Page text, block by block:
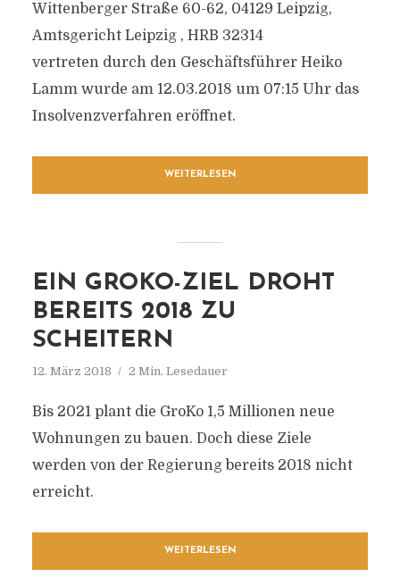
Wittenberger Straße 60-62, 04129 Leipzig,
Amtsgericht Leipzig , HRB 32314
vertreten durch den Geschäftsführer Heiko
Lamm wurde am 12.03.2018 um 07:15 Uhr das
Insolvenzverfahren eröffnet.
WEITERLESEN
EIN GROKO-ZIEL DROHT
BEREITS 2018 ZU
SCHEITERN
12. März 2018 2 Min. Lesedauer
Bis 2021 plant die GroKo 1,5 Millionen neue
Wohnungen zu bauen. Doch diese Ziele
werden von der Regierung bereits 2018 nicht
erreicht.
WEITERLESEN